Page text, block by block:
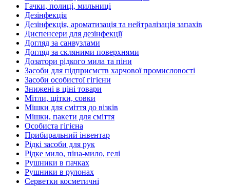
Гачки, полиці, мильниці
Дезінфекція
Дезінфекція, ароматизація та нейтралізація запахів
Диспенсери для дезінфекції
Догляд за санвузлами
Догляд за скляними поверхнями
Дозатори рідкого мила та піни
Засоби для підприємств харчової промисловості
Засоби особистої гігієни
Знижені в ціні товари
Мітли, щітки, совки
Мішки для сміття до візків
Мішки, пакети для сміття
Особиста гігієна
Прибиральний інвентар
Рідкі засоби для рук
Рідке мило, піна-мило, гелі
Рушники в пачках
Рушники в рулонах
Серветки косметичні